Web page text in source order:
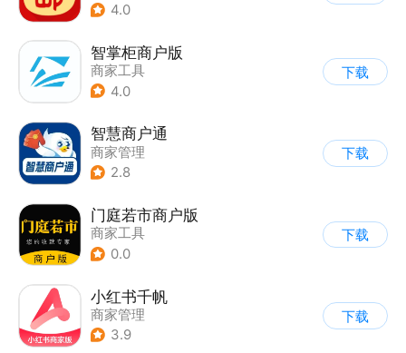
4.0
智掌柜商户版
商家工具
4.0
下载
智慧商户通
商家管理
2.8
下载
门庭若市商户版
商家工具
0.0
下载
小红书千帆
商家管理
3.9
下载